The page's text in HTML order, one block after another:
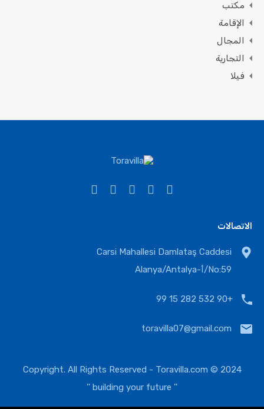
مكتب
الإقامة
المجال
التجارية
فيلا
الاتصالات
Carsi Mahallesi Damlataş Caddesi
No:59/أ-Alanya/Antalya
+90 532 282 15 99
toravilla07@gmail.com
2024 © Copyright. All Rights Reserved -
Toravilla.com
'' building your future ''